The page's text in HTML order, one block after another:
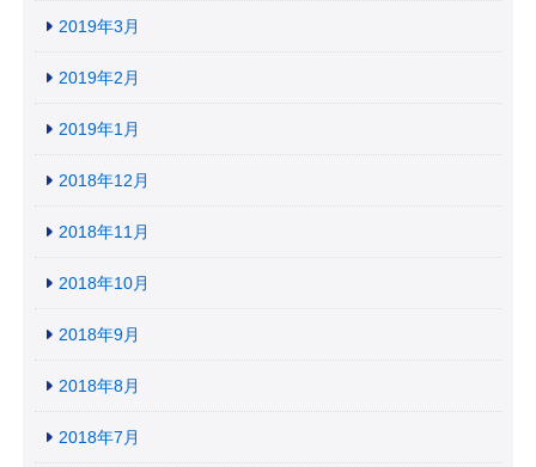
2019年3月
2019年2月
2019年1月
2018年12月
2018年11月
2018年10月
2018年9月
2018年8月
2018年7月